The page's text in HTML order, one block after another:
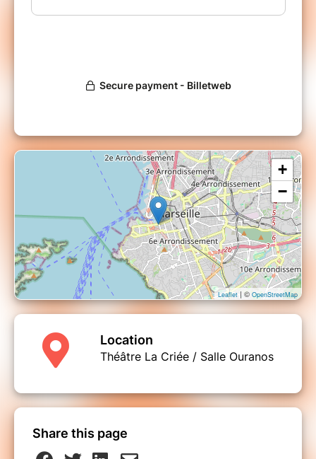
+
−
Leaflet | © OpenStreetMap
Location
Théâtre La Criée / Salle Ouranos
Share this page